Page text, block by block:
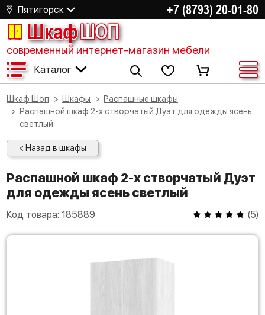
Пятигорск +7 (8793) 20-01-80
ШкафШОП
современный интернет-магазин мебели
Каталог
Шкаф Шоп Шкафы
Распашные шкафы
Распашной шкаф 2-х створчатый Дуэт для одежды ясень
светлый
< Назад в шкафы
Распашной шкаф 2-х створчатый Дуэт
для одежды ясень светлый
Код товара: 185889 (5)